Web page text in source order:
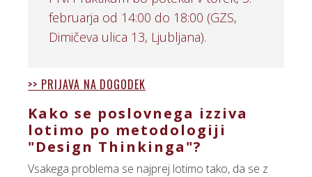
februarja od 14:00 do 18:00 (GZS,
Dimičeva ulica 13, Ljubljana).
>> PRIJAVA NA DOGODEK
Kako se poslovnega izziva
lotimo po metodologiji
"Design Thinkinga"?
Vsakega problema se najprej lotimo tako, da se z